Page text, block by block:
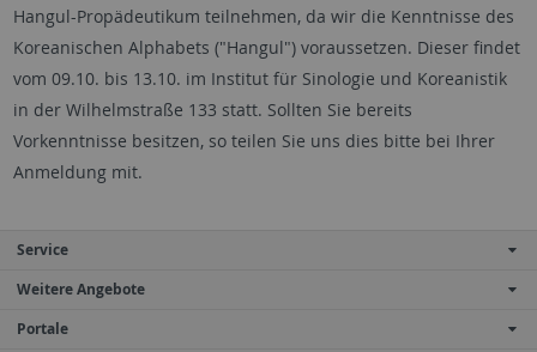
Hangul-Propädeutikum teilnehmen, da wir die Kenntnisse des
Koreanischen Alphabets ("Hangul") voraussetzen. Dieser findet
vom 09.10. bis 13.10. im Institut für Sinologie und Koreanistik
in der Wilhelmstraße 133 statt. Sollten Sie bereits
Vorkenntnisse besitzen, so teilen Sie uns dies bitte bei Ihrer
Anmeldung mit.
Service
Weitere Angebote
Portale